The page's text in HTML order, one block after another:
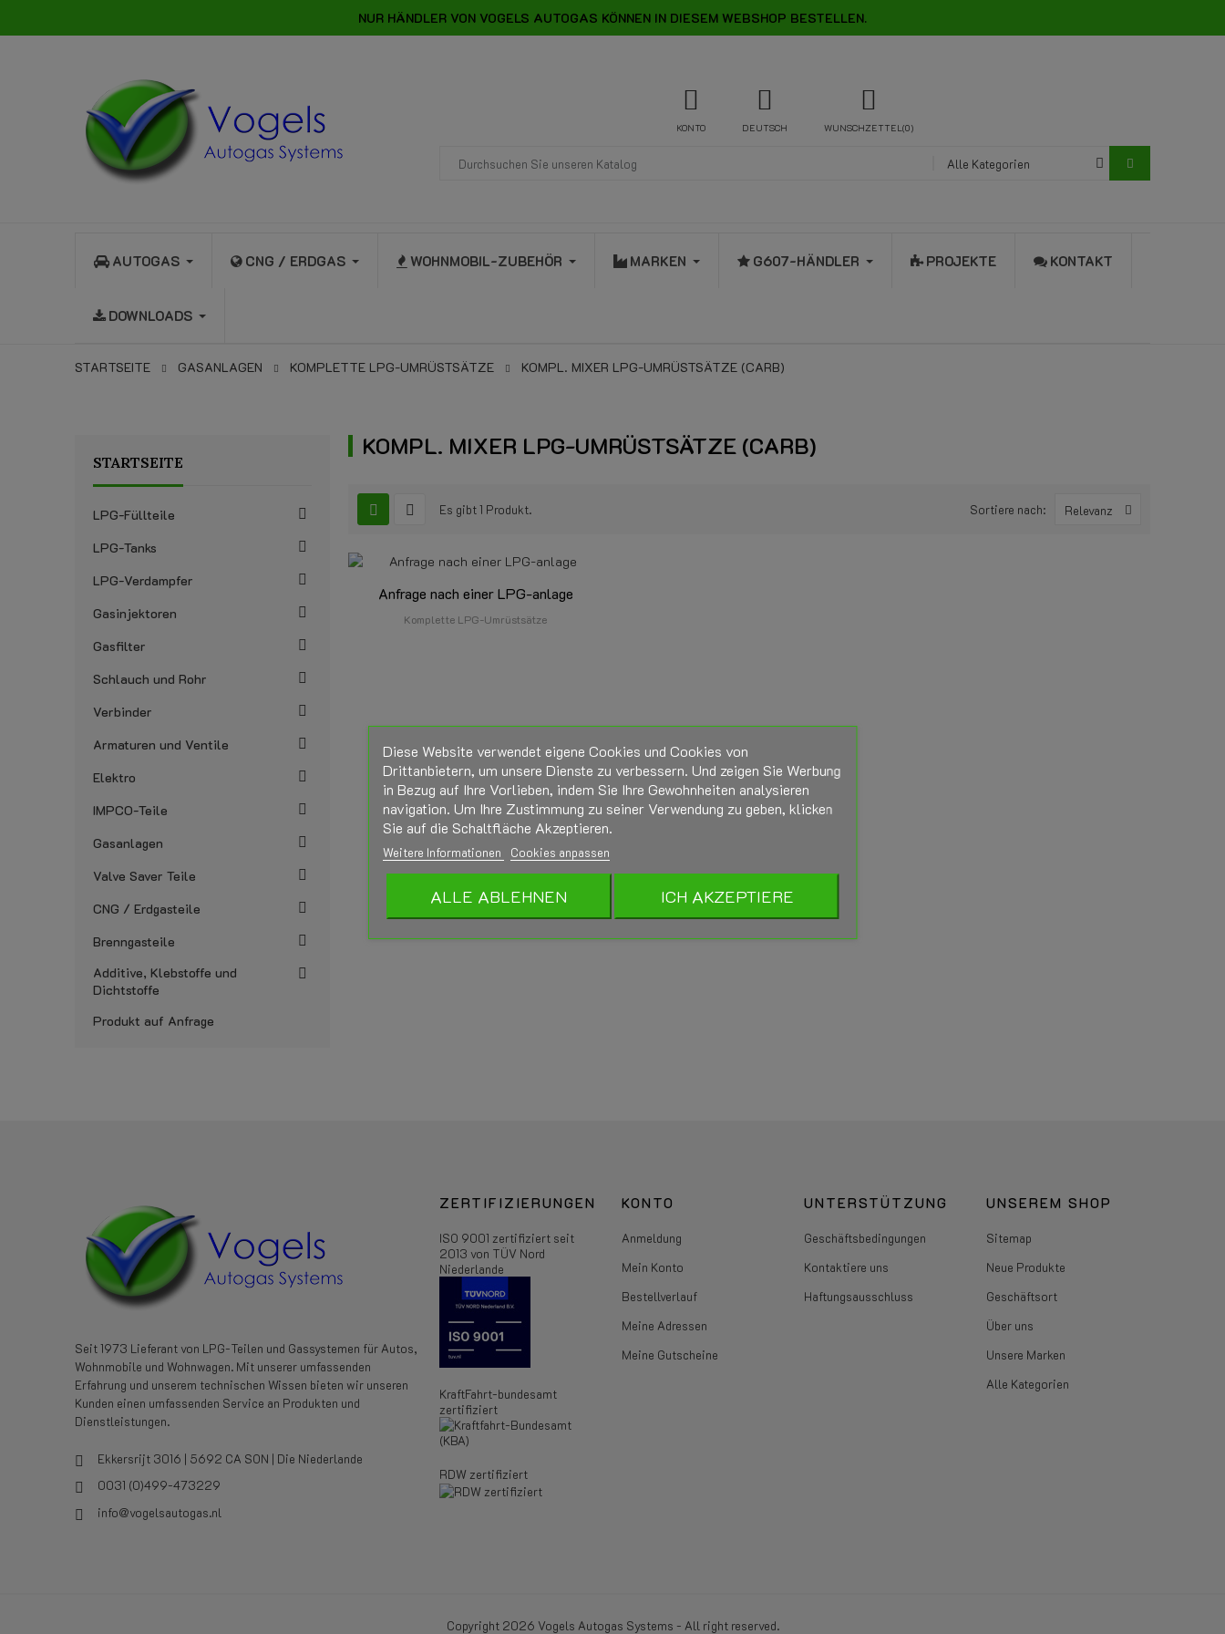
NUR HÄNDLER VON VOGELS AUTOGAS KÖNNEN IN DIESEM WEBSHOP BESTELLEN.
KONTO DEUTSCH WUNSCHZETTEL 0
Alle Kategorien
AUTOGAS CNG / ERDGAS WOHNMOBIL-ZUBEHÖR MARKEN G607-HÄNDLER PROJEKTE KONTAKT
DOWNLOADS
STARTSEITE GASANLAGEN KOMPLETTE LPG-UMRÜSTSÄTZE KOMPL. MIXER LPG-UMRÜSTSÄTZE (CARB)
STARTSEITE
LPG-Füllteile
LPG-Tanks
LPG-Verdampfer
Gasinjektoren
Gasfilter
Schlauch und Rohr
Verbinder
Armaturen und Ventile
Elektro
IMPCO-Teile
Gasanlagen
Valve Saver Teile
CNG / Erdgasteile
Brenngasteile
Additive, Klebstoffe und
Dichtstoffe
Produkt auf Anfrage
KOMPL. MIXER LPG-UMRÜSTSÄTZE (CARB)
Es gibt 1 Produkt. Sortiere nach: Relevanz
Anfrage nach einer LPG-anlage
Komplette LPG-Umrüstsätze
Seit 1973 Lieferant von LPG-Teilen und Gassystemen für Autos,
Wohnmobile und Wohnwagen. Mit unserer umfassenden
Erfahrung und unserem technischen Wissen bieten wir unseren
Kunden einen umfassenden Service an Produkten und
Dienstleistungen.
Ekkersrijt 3016 | 5692 CA SON | Die Niederlande
0031 (0)499-473229
info@vogelsautogas.nl
ZERTIFIZIERUNGEN
ISO 9001 zertifiziert seit
2013 von TÜV Nord
Niederlande
KraftFahrt-bundesamt
zertifiziert
RDW zertifiziert
KONTO
Anmeldung
Mein Konto
Bestellverlauf
Meine Adressen
Meine Gutscheine
UNTERSTÜTZUNG
Geschäftsbedingungen
Kontaktiere uns
Haftungsausschluss
UNSEREM SHOP
Sitemap
Neue Produkte
Geschäftsort
Über uns
Unsere Marken
Alle Kategorien
Diese Website verwendet eigene Cookies und Cookies von
Drittanbietern, um unsere Dienste zu verbessern. Und zeigen Sie Werbung
in Bezug auf Ihre Vorlieben, indem Sie Ihre Gewohnheiten analysieren
navigation. Um Ihre Zustimmung zu seiner Verwendung zu geben, klicken
Sie auf die Schaltfläche Akzeptieren.
Weitere Informationen Cookies anpassen
ALLE ABLEHNEN ICH AKZEPTIERE
Copyright 2026 Vogels Autogas Systems - All right reserved.